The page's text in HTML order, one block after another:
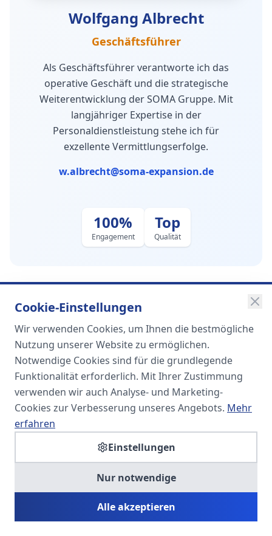
Wolfgang Albrecht
Geschäftsführer
Als Geschäftsführer verantworte ich das
operative Geschäft und die strategische
Weiterentwicklung der SOMA Gruppe. Mit
langjähriger Expertise in der
Personaldienstleistung stehe ich für
exzellente Vermittlungserfolge.
w.albrecht@soma-expansion.de
100%
Engagement
Top
Qualität
SOMA
Unternehmensgruppe
Spezialisiert auf Fach- und
Führungskräfte in der
SOMA HR KONSULT UG
Personalberatung & Executive Search
Cookie-Einstellungen
Wir verwenden Cookies, um Ihnen die bestmögliche
Nutzung unserer Website zu ermöglichen.
Notwendige Cookies sind für die grundlegende
Funktionalität erforderlich. Mit Ihrer Zustimmung
verwenden wir auch Analyse- und Marketing-
Cookies zur Verbesserung unseres Angebots. Mehr
erfahren
Einstellungen
Nur notwendige
Alle akzeptieren